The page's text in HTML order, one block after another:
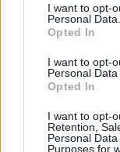
I want to opt-
Personal Data.
Opted In
I want to opt-
Personal Data
Opted In
I want to opt-
Retention,
Personal
Purposes for